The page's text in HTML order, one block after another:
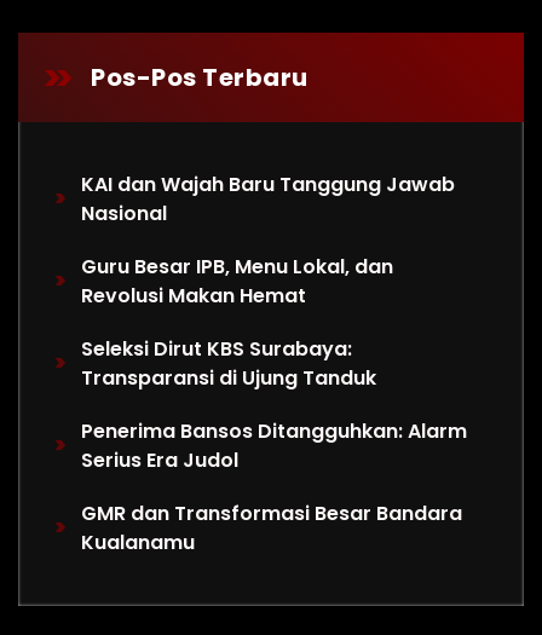
Pos-Pos Terbaru
KAI dan Wajah Baru Tanggung Jawab
Nasional
Guru Besar IPB, Menu Lokal, dan
Revolusi Makan Hemat
Seleksi Dirut KBS Surabaya:
Transparansi di Ujung Tanduk
Penerima Bansos Ditangguhkan: Alarm
Serius Era Judol
GMR dan Transformasi Besar Bandara
Kualanamu